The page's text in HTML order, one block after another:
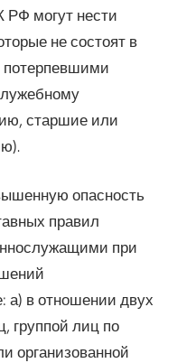
РФ могут нести
не состоят в
потерпевшими
старшие или
опасность
правил
при
а) в отношении двух
группой лиц по
организованной